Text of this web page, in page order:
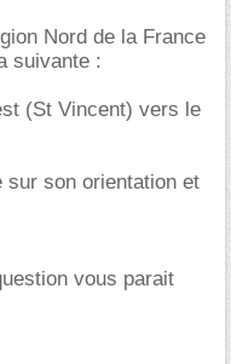
Nord de la France
suivante :
(St Vincent) vers le
sur son orientation et
vous parait